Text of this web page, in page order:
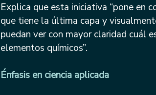
Explica que esta iniciativa “pone en
que tiene la última capa y
puedan ver con mayor claridad cuál
elementos químicos”.
Énfasis en ciencia aplicada